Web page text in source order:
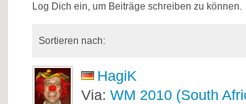
Log Dich ein, um Beiträge schreiben zu können.
Sortieren nach:
HagiK
Via: WM 2010 (South